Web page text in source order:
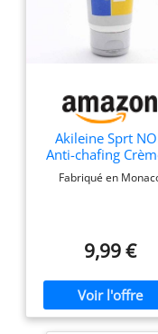
Akileine Sprt
Anti-chafing
70,9 gram/75ml
Fabriqué en
9,99 €